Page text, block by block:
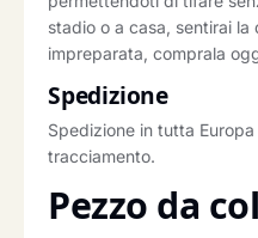
stadio o a casa, sentirai
impreparata, comprala
Spedizione
Spedizione in tutta
tracciamento.
Pezzo da